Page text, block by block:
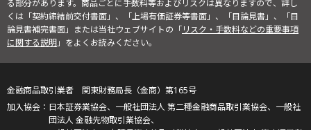
る部分があります。商品ごとに手数料等およびリスクは異なりますので、詳し
くは「契約締結前交付書面」、「上場有価証券等書面」、「目論見書」、「目
論見書補完書面」または当社ウェブサイトの「リスク・手数料などの重要事項
に関する説明」をよくお読みください。
金融商品取引業者 関東財務局長（金商）第165号
日本証券業協会、一般社団法人 第二種金融商品取引業協会、一般社
団法人 金融先物取引業協会、